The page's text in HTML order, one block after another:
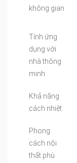
không gian
Tính ứng
dụng với
nhà thông
minh
Khả năng
cách nhiệt
Phong
cách nội
thất phù